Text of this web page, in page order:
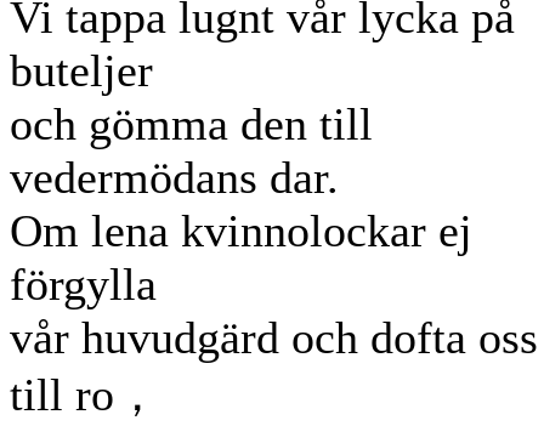
Vi tappa lugnt vår lycka på
buteljer
och gömma den till
vedermödans dar.
Om lena kvinnolockar ej
förgylla
vår huvudgärd och dofta oss
till ro，